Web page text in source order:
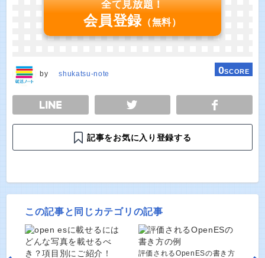
全て見放題！
会員登録 （無料）
by shukatsu-note 0SCORE
TWEET
記事をお気に入り登録する
この記事と同じカテゴリの記事
評価されるOpenESの書き方